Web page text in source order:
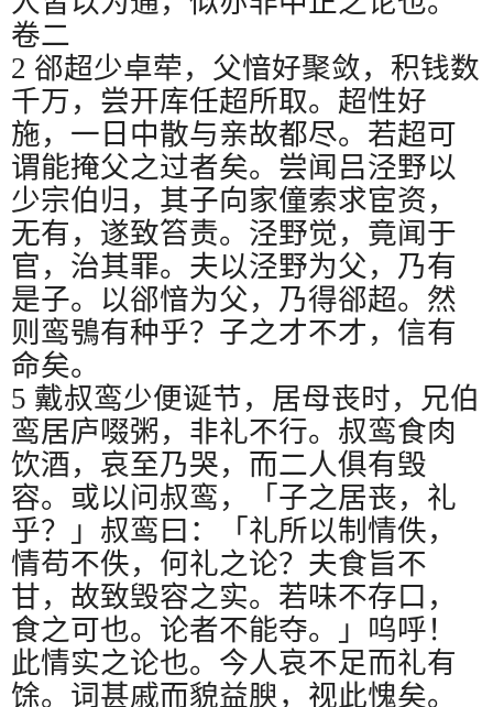
卷二
2 郤超少卓荦，父愔好聚敛，积钱数
千万，尝开库任超所取。超性好
施，一日中散与亲故都尽。若超可
谓能掩父之过者矣。尝闻吕泾野以
少宗伯归，其子向家僮索求宦资，
无有，遂致笞责。泾野觉，竟闻于
官，治其罪。夫以泾野为父，乃有
是子。以郤愔为父，乃得郤超。然
则鸾鴞有种乎？子之才不才，信有
命矣。
5 戴叔鸾少便诞节，居母丧时，兄伯
鸾居庐啜粥，非礼不行。叔鸾食肉
饮酒，哀至乃哭，而二人俱有毁
容。或以问叔鸾，「子之居丧，礼
乎？」叔鸾曰：「礼所以制情佚，
情苟不佚，何礼之论？夫食旨不
甘，故致毁容之实。若味不存口，
食之可也。论者不能夺。」呜呼！
此情实之论也。今人哀不足而礼有
馀。词甚戚而貌益腴，视此愧矣。